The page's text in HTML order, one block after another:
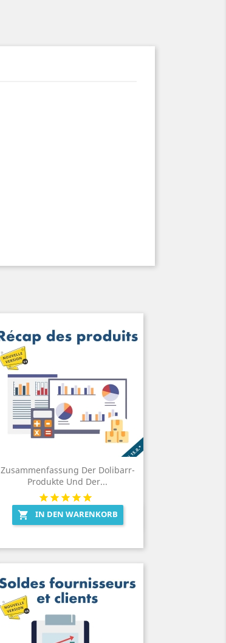
Zusammenfassung Der Dolibarr-
Produkte Und Der...
 IN DEN WARENKORB
Vorschau